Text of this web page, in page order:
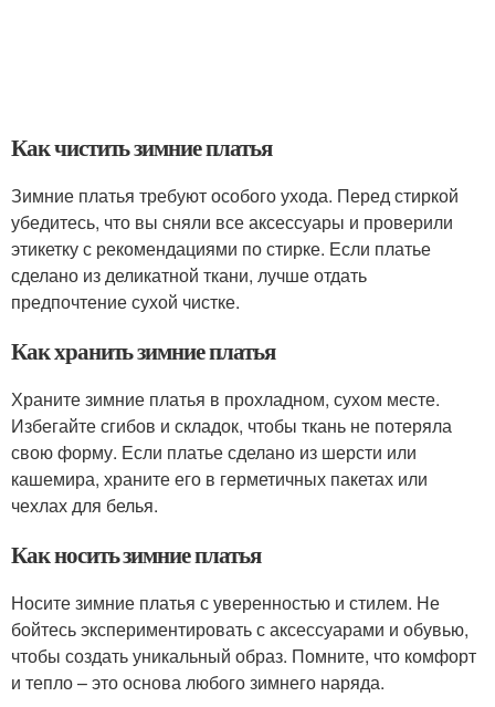
Как чистить зимние платья
Зимние платья требуют особого ухода. Перед стиркой
убедитесь, что вы сняли все аксессуары и проверили
этикетку с рекомендациями по стирке. Если платье
сделано из деликатной ткани, лучше отдать
предпочтение сухой чистке.
Как хранить зимние платья
Храните зимние платья в прохладном, сухом месте.
Избегайте сгибов и складок, чтобы ткань не потеряла
свою форму. Если платье сделано из шерсти или
кашемира, храните его в герметичных пакетах или
чехлах для белья.
Как носить зимние платья
Носите зимние платья с уверенностью и стилем. Не
бойтесь экспериментировать с аксессуарами и обувью,
чтобы создать уникальный образ. Помните, что комфорт
и тепло – это основа любого зимнего наряда.